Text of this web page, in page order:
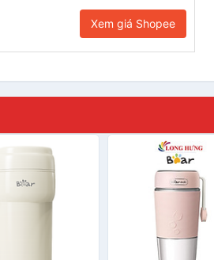
Xem giá Shopee